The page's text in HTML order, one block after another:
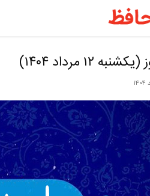
حافظ
فال
حافظ
۱۲ مرداد ۱۴۰۴)